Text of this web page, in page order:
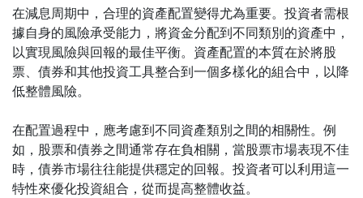
在減息周期中，合理的資產配置變得尤為重要。投資者需根
據自身的風險承受能力，將資金分配到不同類別的資產中，
以實現風險與回報的最佳平衡。資產配置的本質在於將股
票、債券和其他投資工具整合到一個多樣化的組合中，以降
低整體風險。
在配置過程中，應考慮到不同資產類別之間的相關性。例
如，股票和債券之間通常存在負相關，當股票市場表現不佳
時，債券市場往往能提供穩定的回報。投資者可以利用這一
特性來優化投資組合，從而提高整體收益。